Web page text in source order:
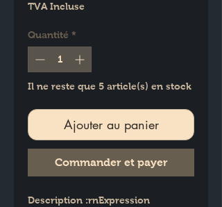
TVA Incluse
Quantité *
Il ne reste que 5 article(s) en stock
Ajouter au panier
Commander et payer
Description :rnExpression